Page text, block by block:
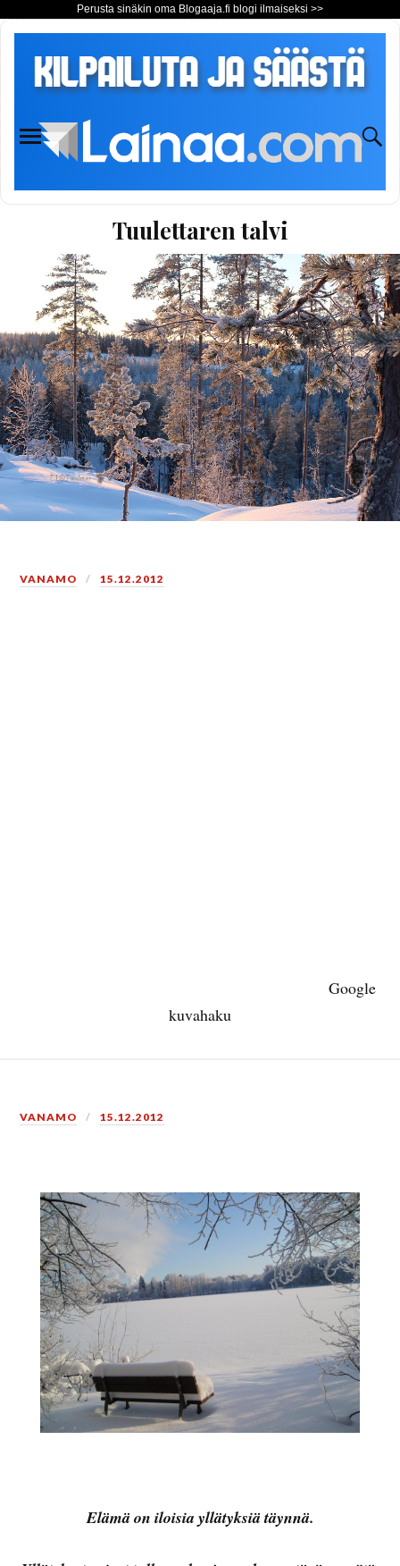
Perusta sinäkin oma Blogaaja.fi blogi ilmaiseksi >>
Tuulettaren talvi
VANAMO 15.12.2012
Google
kuvahaku
VANAMO 15.12.2012
Elämä on iloisia yllätyksiä täynnä.